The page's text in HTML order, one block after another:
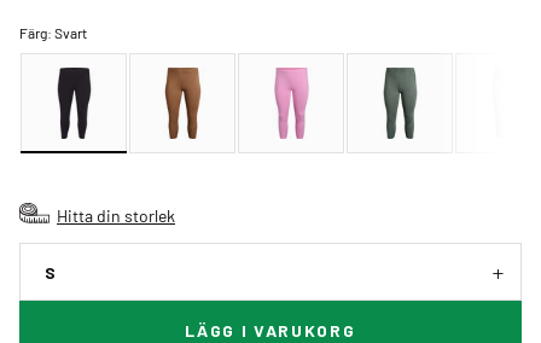
Färg:Svart
Hitta din storlek
S
LÄGG I VARUKORG